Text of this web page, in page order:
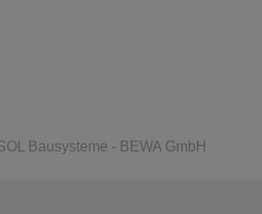
Bausysteme - BEWA GmbH